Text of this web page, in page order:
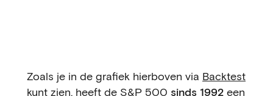
Zoals je in de grafiek hierboven via Backtest
kunt zien, heeft de S&P 500 sinds 1992 een